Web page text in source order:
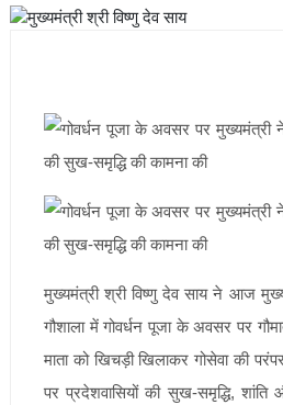
मुख्यमंत्री श्री विष्णु देव साय ने आज
गौशाला में गोवर्धन पूजा के अवसर पर
माता को खिचड़ी खिलाकर गोसेवा की
पर प्रदेशवासियों की सुख-समृद्धि,